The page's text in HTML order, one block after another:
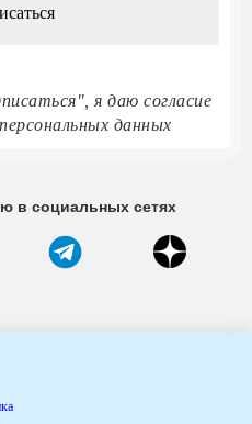
я даю согласие
данных
в социальных сетях